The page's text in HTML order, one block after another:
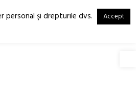
RO
EN
personal şi drepturile dvs. Accept